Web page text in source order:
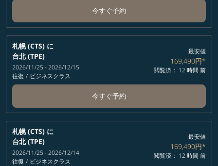
今すぐ予約
札幌 (CTS) に
台北 (TPE)
2026/11/25 - 2026/12/15
往復 / ビジネスクラス
最安値
169,490円*
閲覧済： 12 時間 前
今すぐ予約
札幌 (CTS) に
台北 (TPE)
2026/11/25 - 2026/12/14
往復 / ビジネスクラス
最安値
169,490円*
閲覧済： 12 時間 前